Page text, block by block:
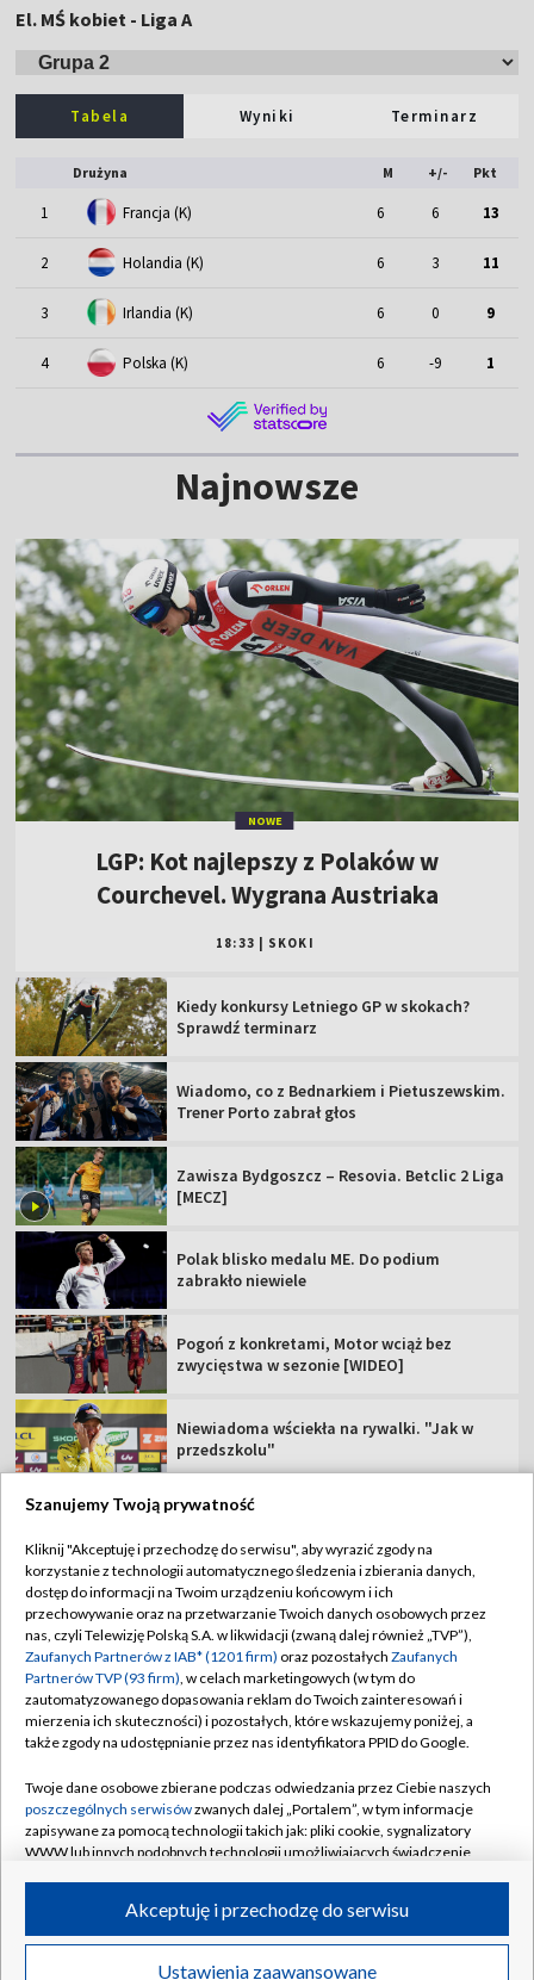
El. MŚ kobiet - Liga A
Tabela Wyniki Terminarz
Drużyna M +/- Pkt
1 Francja (K) 6 6 13
2 Holandia (K) 6 3 11
3 Irlandia (K) 6 0 9
4 Polska (K) 6 -9 1
Najnowsze
NOWE
LGP: Kot najlepszy z Polaków w
Courchevel. Wygrana Austriaka
18:33 SKOKI
Kiedy konkursy Letniego GP w skokach?
Sprawdź terminarz
Wiadomo, co z Bednarkiem i Pietuszewskim.
Trener Porto zabrał głos
Zawisza Bydgoszcz – Resovia. Betclic 2 Liga
[MECZ]
Polak blisko medalu ME. Do podium
zabrakło niewiele
Pogoń z konkretami, Motor wciąż bez
zwycięstwa w sezonie [WIDEO]
Niewiadoma wściekła na rywalki. "Jak w
przedszkolu"
TVP
Abonament TVP
Sklep TVP
Biuro Reklamy
Oferta Handlowa
Emisja w TVP
Rada Programowa
Ogłoszenia przetargowe
Akademia Telewizyjna
Regulamin TVP
Polityka prywatności
Moje zgody
Biuro reklamy
Kanały
©2026 Telewizja Polska Spółka Akcyjna w likwidacji
Szanujemy Twoją prywatność
Kliknij "Akceptuję i przechodzę do serwisu", aby wyrazić zgody na
korzystanie z technologii automatycznego śledzenia i zbierania danych,
dostęp do informacji na Twoim urządzeniu końcowym i ich
przechowywanie oraz na przetwarzanie Twoich danych osobowych przez
nas, czyli Telewizję Polską S.A. w likwidacji (zwaną dalej również „TVP”),
Zaufanych Partnerów z IAB* (1201 firm) oraz pozostałych Zaufanych
Partnerów TVP (93 firm), w celach marketingowych (w tym do
zautomatyzowanego dopasowania reklam do Twoich zainteresowań i
mierzenia ich skuteczności) i pozostałych, które wskazujemy poniżej, a
także zgody na udostępnianie przez nas identyfikatora PPID do Google.
Twoje dane osobowe zbierane podczas odwiedzania przez Ciebie naszych
poszczególnych serwisówzwanych dalej „Portalem”, w tym informacje
zapisywane za pomocą technologii takich jak: pliki cookie, sygnalizatory
WWW lub innych podobnych technologii umożliwiających świadczenie
ruchu w Internecie.
Twoje dane osobowe zbierane podczas odwiedzania przez Ciebie
Ustawienia zaawansowane
Akceptuję i przechodzę do serwisu